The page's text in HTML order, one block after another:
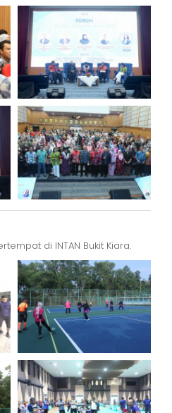
di INTAN Bukit Kiara.